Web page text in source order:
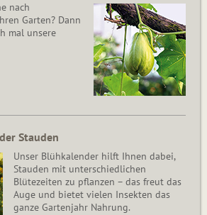
nach
Garten? Dann
mal unsere
Stauden
Unser Blühkalender hilft Ihnen dabei,
Stauden mit unterschiedlichen
Blütezeiten zu pflanzen – das freut das
Auge und bietet vielen Insekten das
ganze Gartenjahr Nahrung.